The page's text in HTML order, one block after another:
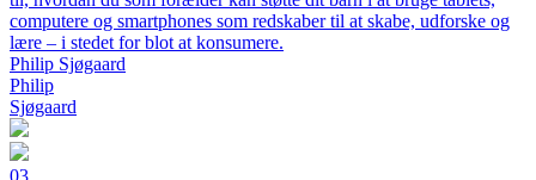
computere og smartphones som redskaber til at skabe, udforske og
lære – i stedet for blot at konsumere.
Philip Sjøgaard
Philip
Sjøgaard
03